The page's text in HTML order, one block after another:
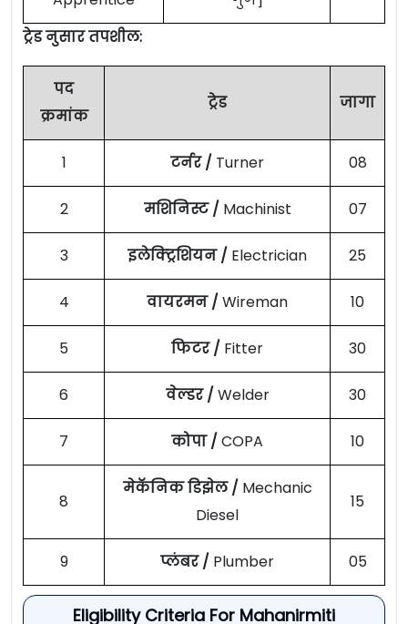
ट्रेड नुसार तपशील:
पद
क्रमांक
ट्रेड जागा
1 टर्नर / Turner 08
2 मशिनिस्ट / Machinist 07
3 इलेक्ट्रिशियन / Electrician 25
4 वायरमन / Wireman 10
5 फिटर / Fitter 30
6 वेल्डर / Welder 30
7 कोपा / COPA 10
8
मेकॅनिक डिझेल / Mechanic
Diesel
15
9 प्लंबर / Plumber 05
Eligibility Criteria For Mahanirmiti